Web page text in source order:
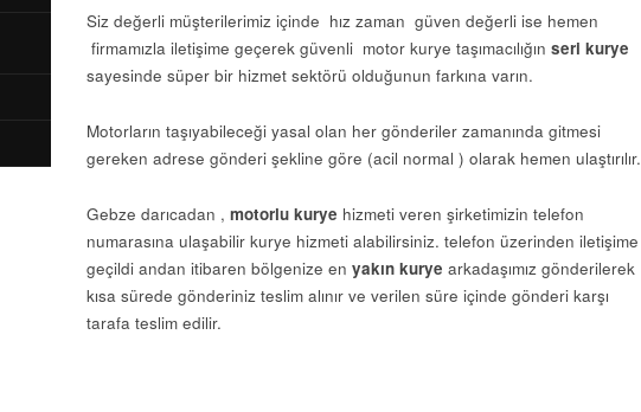
Siz değerli müşterilerimiz içinde hız zaman güven değerli ise hemen
firmamızla iletişime geçerek güvenli motor kurye taşımacılığın seri kurye
sayesinde süper bir hizmet sektörü olduğunun farkına varın.
Motorların taşıyabileceği yasal olan her gönderiler zamanında gitmesi
gereken adrese gönderi şekline göre (acil normal ) olarak hemen ulaştırılır.
Gebze darıcadan , motorlu kurye hizmeti veren şirketimizin telefon
numarasına ulaşabilir kurye hizmeti alabilirsiniz. telefon üzerinden iletişime
geçildi andan itibaren bölgenize en yakın kurye arkadaşımız gönderilerek
kısa sürede gönderiniz teslim alınır ve verilen süre içinde gönderi karşı
tarafa teslim edilir.